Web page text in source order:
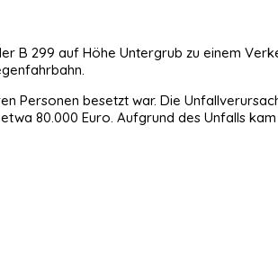
B 299 auf Höhe Untergrub zu einem
besetzt war. Die
80.000 Euro. Aufgrund des Unfalls